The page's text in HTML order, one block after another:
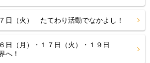
日（火） たてわり活動でなかよし！
（月）・１７日（火）・１９日
へ！